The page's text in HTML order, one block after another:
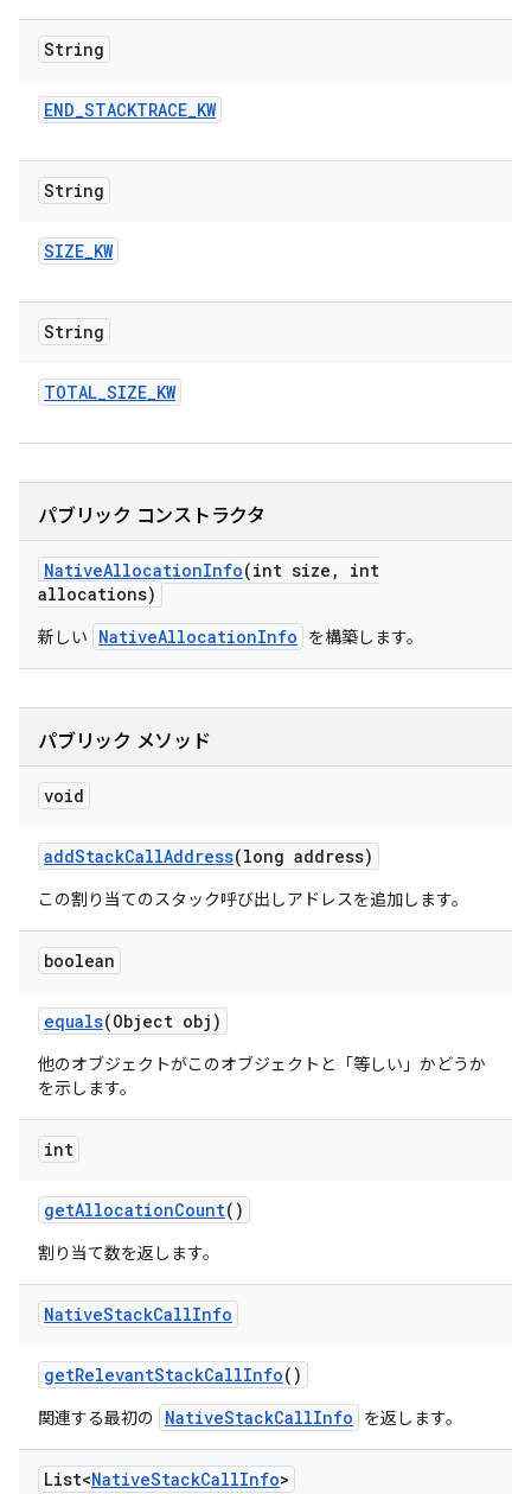
String
END_STACKTRACE_KW
String
SIZE_KW
String
TOTAL_SIZE_KW
パブリック コンストラクタ
NativeAllocationInfo(int size ,
int
allocations)
新しい NativeAllocationInfo を構築します。
パブリック メソッド
void
addStackCallAddress(long address)
この割り当てのスタック呼び出しアドレスを追加します。
boolean
equals(Object obj)
他のオブジェクトがこのオブジェクトと「等しい」かどうか
を示します。
int
getAllocationCount()
割り当て数を返します。
NativeStackCallInfo
getRelevantStackCallInfo()
関連する最初の NativeStackCallInfo を返します。
List<NativeStackCallInfo>